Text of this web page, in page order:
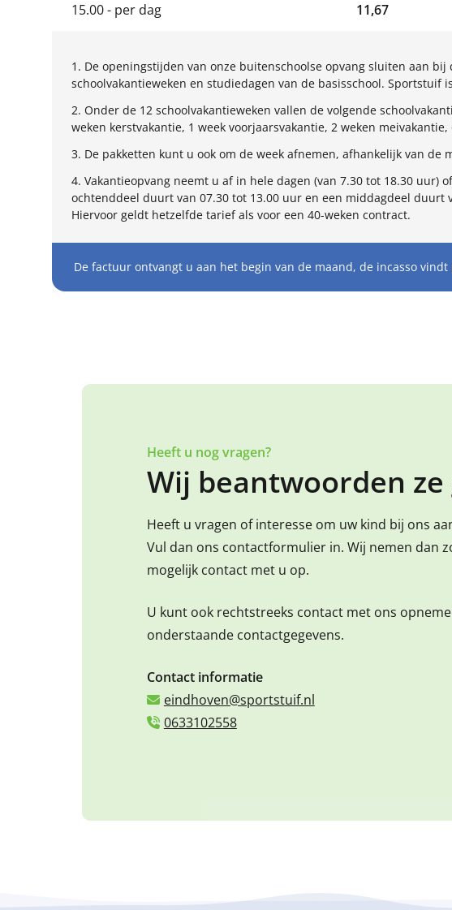
15.00 - per dag 11,67
1. De openingstijden van onze buitenschoolse opvang sluiten aan bij
schoolvakantieweken en studiedagen van de basisschool. Sportstuif
2. Onder de 12 schoolvakantieweken vallen de volgende
weken kerstvakantie, 1 week voorjaarsvakantie, 2 weken
3. De pakketten kunt u ook om de week afnemen, afhankelijk van de
4. Vakantieopvang neemt u af in hele dagen (van 7.30 tot 18.30 uur)
ochtenddeel duurt van 07.30 tot 13.00 uur en een middagdeel duurt
Hiervoor geldt hetzelfde tarief als voor een 40-weken contract.
De factuur ontvangt u aan het begin van de maand, de incasso
Heeft u nog vragen?
Wij beantwoorden ze
Heeft u vragen of interesse om uw kind bij ons
Vul dan ons contactformulier in. Wij nemen dan
mogelijk contact met u op.
U kunt ook rechtstreeks contact met ons
onderstaande contactgegevens.
Contact informatie
eindhoven@sportstuif.nl
0633102558